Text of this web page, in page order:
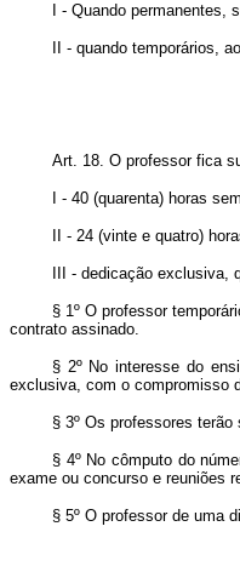
I - Quando
II - quando temporários,
Art. 18. O professor fica
I - 40 (quarenta) horas
II - 24 (vinte e quatro)
III - dedicação exclusiva,
§ 1º O professor
contrato assinado.
§ 2º No interesse do
exclusiva, com o compromisso
§ 3º Os professores
§ 4º No cômputo do
exame ou concurso e reuniões
§ 5º O professor de uma